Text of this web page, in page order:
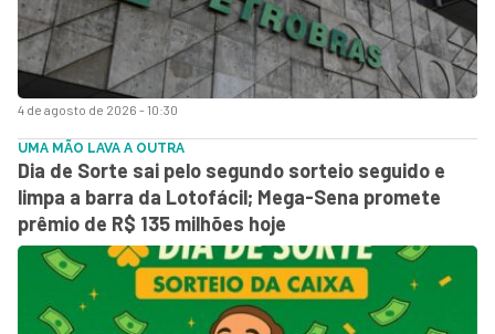
4 de agosto de 2026 - 10:30
UMA MÃO LAVA A OUTRA
Dia de Sorte sai pelo segundo sorteio seguido e
limpa a barra da Lotofácil; Mega-Sena promete
prêmio de R$ 135 milhões hoje